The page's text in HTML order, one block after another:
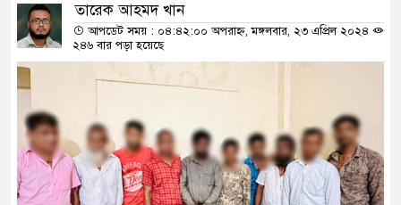
তারেক আহমদ খান
আপডেট সময় : ০৪:৪২:০০ অপরাহ্ন, মঙ্গলবার, ২৩ এপ্রিল ২০২৪
২৪৬ বার পড়া হয়েছে